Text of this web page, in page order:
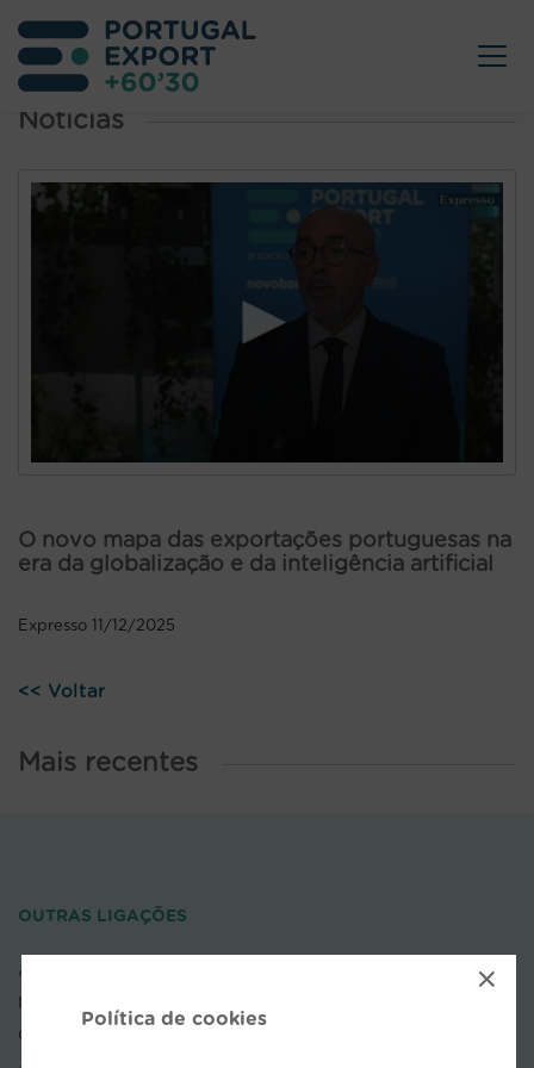
Noticias
O novo mapa das exportações portuguesas na
era da globalização e da inteligência artificial
Expresso 11/12/2025
<< Voltar
Mais recentes
OUTRAS LIGAÇÕES
AEP
NOVOBANCO
COFACE
×
Política de cookies